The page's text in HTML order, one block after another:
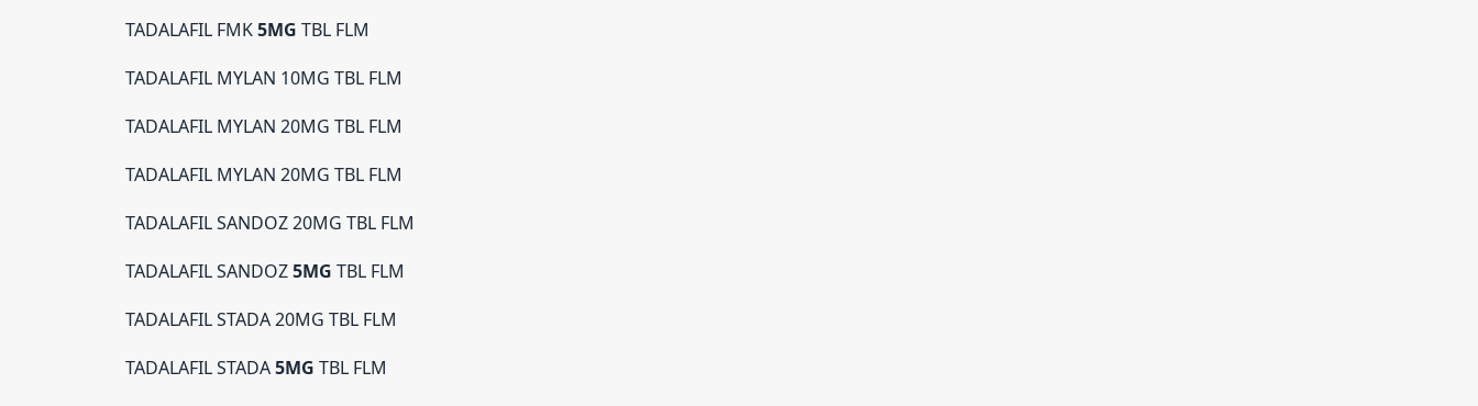
TADALAFIL FMK5MG TBL FLM
TADALAFIL MYLAN 10MG TBL FLM
TADALAFIL MYLAN 20MG TBL FLM
TADALAFIL MYLAN 20MG TBL FLM
TADALAFIL SANDOZ 20MG TBL FLM
TADALAFIL SANDOZ5MG TBL FLM
TADALAFIL STADA 20MG TBL FLM
TADALAFIL STADA5MG TBL FLM